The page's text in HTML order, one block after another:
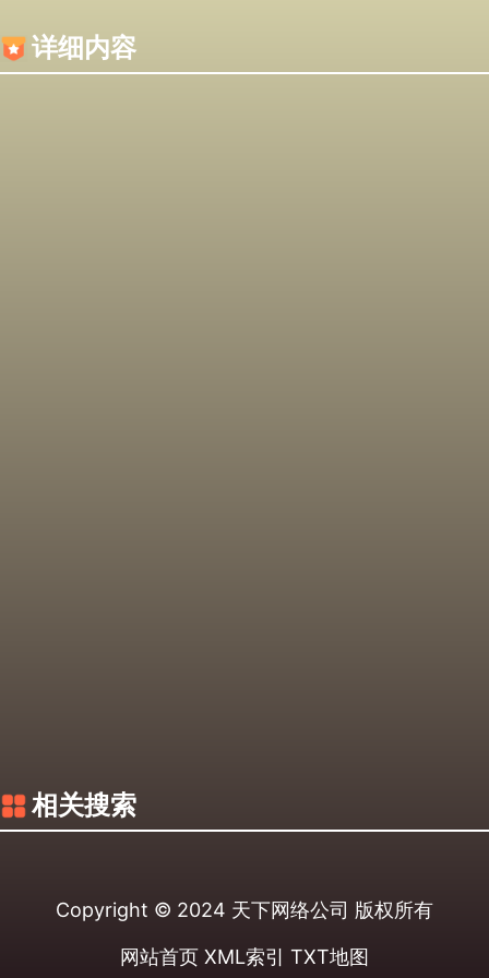
详细内容
相关搜索
Copyright © 2024 天下网络公司 版权所有
网站首页 XML索引 TXT地图